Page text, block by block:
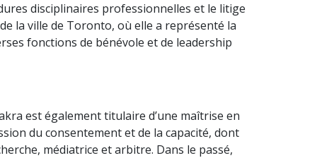
disciplinaires professionnelles et le litige
la ville de Toronto, où elle a représenté la
fonctions de bénévole et de leadership
est également titulaire d’une maîtrise en
du consentement et de la capacité, dont
médiatrice et arbitre. Dans le passé,